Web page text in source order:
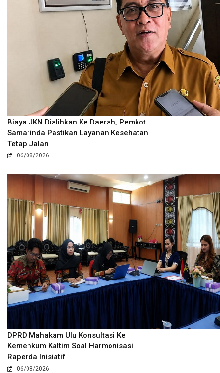
Biaya JKN Dialihkan Ke Daerah, Pemkot
Samarinda Pastikan Layanan Kesehatan
Tetap Jalan
06/08/2026
DPRD Mahakam Ulu Konsultasi Ke
Kemenkum Kaltim Soal Harmonisasi
Raperda Inisiatif
06/08/2026